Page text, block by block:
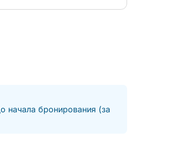
начала бронирования (за